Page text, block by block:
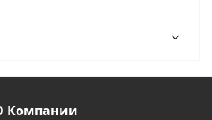
Компании